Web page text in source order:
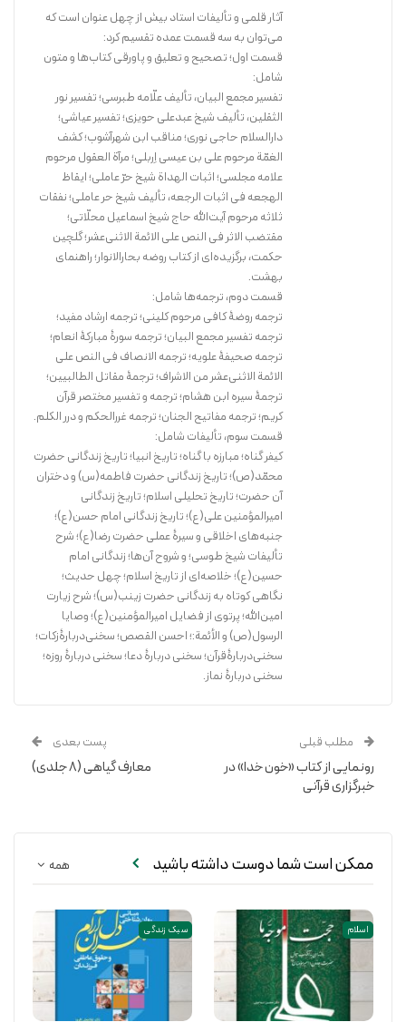
آثار قلمی و تألیفات استاد بیش از چهل عنوان است که
می‌توان به سه قسمت عمده تقسیم کرد:
قسمت اول؛ تصحیح و تعلیق و پاورقی کتاب‌ها و متون
شامل:
تفسیر مجمع البیان، تألیف علّامه طبرسی؛ تفسیر نور
الثقلین، تألیف شیخ عبدعلی حویزی؛ تفسیر عیاشی؛
دارالسلام حاجی نوری؛ مناقب ابن شهرآشوب؛ ‌کشف
الغمّة مرحوم علی ‌بن عیسی اِربلی؛ مرآة العقول مرحوم
علامه مجلسی؛ اثبات الهداة شیخ حرّ عاملی؛ ایقاظ
الهجعه فی اثبات الرجعه، تألیف شیخ حر عاملی؛ نفقات
ثلاثه مرحوم آیت‌الله حاج شیخ اسماعیل محلّاتی؛
مقتضب الاثر فی النص علی الائمة الاثنی‌عشر؛ گلچین
حکمت، برگزیده‌ای از کتاب روضه بحارالانوار؛ راهنمای
بهشت.
قسمت دوم، ترجمه‌ها شامل:
ترجمه روضۀ کافی مرحوم کلینی؛ ترجمه ارشاد مفید؛
ترجمه تفسیر مجمع البیان؛ ترجمه سورۀ مبارکۀ انعام؛
ترجمه صحیفۀ علویه؛ ترجمه الانصاف فی النص علی
الائمة الاثنی‌عشر من الاشراف؛ ترجمۀ مقاتل الطالبیین؛
ترجمۀ سیره ابن هشام؛ ترجمه و تفسیر مختصر قرآن
کریم؛ ترجمه‌ مفاتیح الجنان؛ ترجمه غررالحکم و درر الکلم.
قسمت سوم، تألیفات شامل:
کیفر گناه؛ مبارزه با گناه؛ تاریخ انبیا؛ تاریخ زندگانی حضرت
محمّد(ص)؛ تاریخ زندگانی حضرت فاطمه(س) و دختران
آن حضرت؛ تاریخ تحلیلی اسلام؛ تاریخ زندگانی
امیرالمؤمنین علی‌(ع)؛ تاریخ زندگانی امام حسن‌(ع)؛
جنبه‌های اخلاقی و سیرۀ عملی حضرت رضا‌(ع)؛ شرح
تألیفات شیخ طوسی؛ و شروح آ‌ن‌ها؛ زندگانی امام
حسین‌(ع)؛ خلاصه‌ای از تاریخ اسلام؛ چهل حدیث؛
نگاهی کوتاه به زندگانی حضرت زینب(س)؛ شرح زیارت
امین‌الله؛ پرتوی از فضایل امیرالمؤمنین(ع)؛ وصایا
الرسول(ص) و الأئمة:‌؛ احسن القصص؛ سخنی‌دربارۀ‌‌زکات؛
سخنی‌دربارۀقرآن؛ سخنی دربارۀ دعا؛ سخنی دربارۀ روزه؛
سخنی دربارۀ نماز.
مطلب قبلی
رونمایی از کتاب «خون خدا» در
خبرگزاری قرآنی
پست بعدی
معارف گیاهی (۸ جلدی)
همه ممکن است شما دوست داشته باشید
اسلام سبک زندگی